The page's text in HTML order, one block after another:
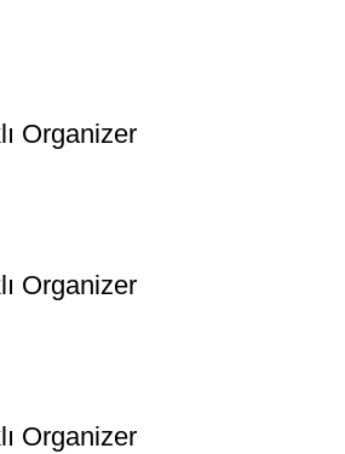
Organizer
Organizer
Organizer